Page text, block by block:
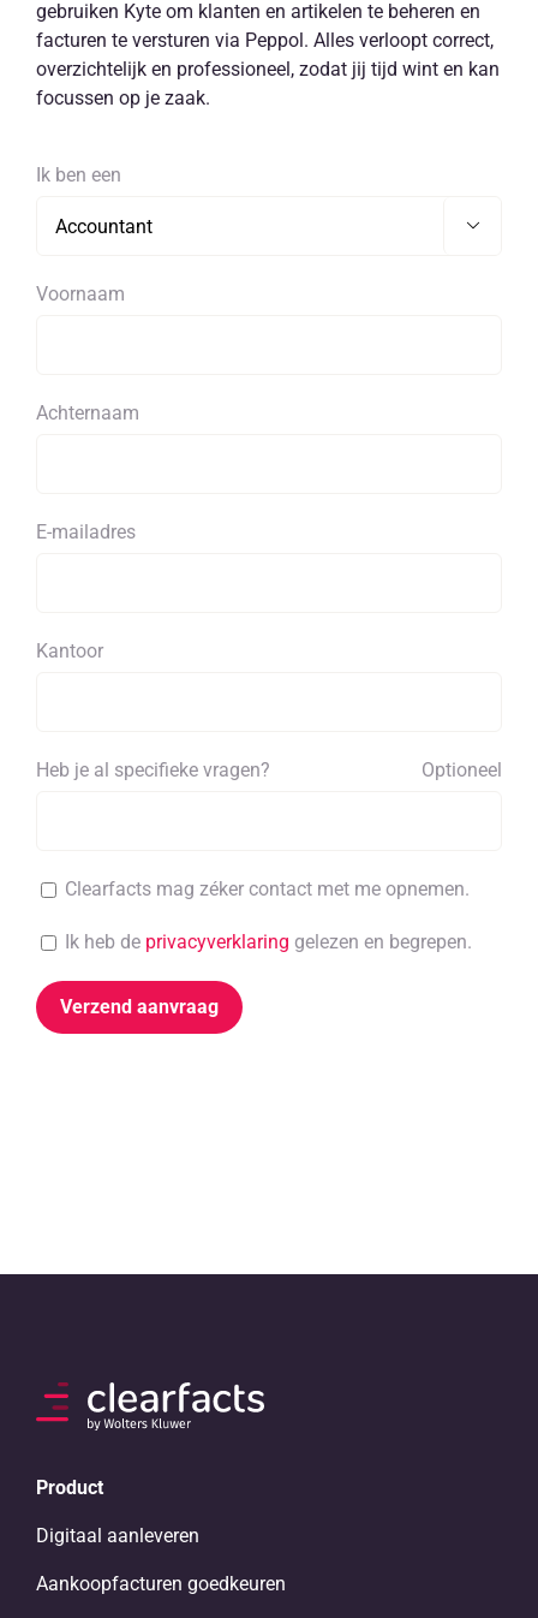
gebruiken Kyte om klanten en artikelen te beheren en
facturen te versturen via Peppol. Alles verloopt correct,
overzichtelijk en professioneel, zodat jij tijd wint en kan
focussen op je zaak.
Ik ben een

Voornaam
Achternaam
E-mailadres
Kantoor
Heb je al specifieke vragen? Optioneel
Clearfacts mag zéker contact met me opnemen.
Ik heb de privacyverklaring gelezen en begrepen.
Product
Digitaal aanleveren
Aankoopfacturen goedkeuren